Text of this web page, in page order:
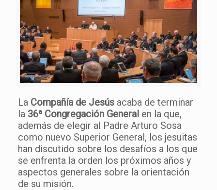
La Compañía de Jesúsacaba de terminar
la 36ª Congregación General en la que,
además de elegir al Padre Arturo Sosa
como nuevo Superior General, los jesuitas
han discutido sobre los desafíos a los que
se enfrenta la orden los próximos años y
aspectos generales sobre la orientación
de su misión.